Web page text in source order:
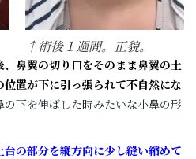
↑術後１週間。正貌。
鼻翼の切り口をそのまま鼻翼の土
置が下に引っ張られて不自然にな
下を伸ばした時みたいな小鼻の形
台の部分を縦方向に少し縫い縮めて